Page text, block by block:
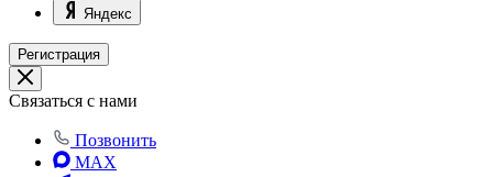
Яндекс
Регистрация
Связаться с нами
Позвонить
MAX